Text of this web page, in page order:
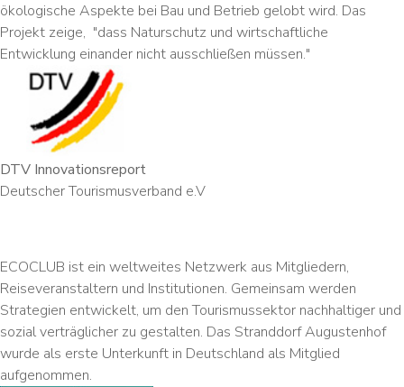
ökologische Aspekte bei Bau und Betrieb gelobt wird. Das
Projekt zeige, "dass Naturschutz und wirtschaftliche
Entwicklung einander nicht ausschließen müssen."
DTV Innovationsreport
Deutscher Tourismusverband e.V
ECOCLUB ist ein weltweites Netzwerk aus Mitgliedern,
Reiseveranstaltern und Institutionen. Gemeinsam werden
Strategien entwickelt, um den Tourismussektor nachhaltiger und
sozial verträglicher zu gestalten. Das Stranddorf Augustenhof
wurde als erste Unterkunft in Deutschland als Mitglied
aufgenommen.